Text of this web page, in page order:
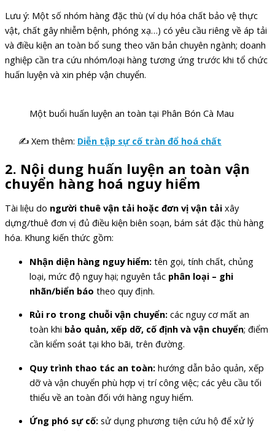
Lưu ý: Một số nhóm hàng đặc thù (ví dụ hóa chất bảo vệ thực
vật, chất gây nhiễm bệnh, phóng xạ…) có yêu cầu riêng về áp tải
và điều kiện an toàn bổ sung theo văn bản chuyên ngành; doanh
nghiệp cần tra cứu nhóm/loại hàng tương ứng trước khi tổ chức
huấn luyện và xin phép vận chuyển.
Một buổi huấn luyện an toàn tại Phân Bón Cà Mau
✍ Xem thêm: Diễn tập sự cố tràn đổ hoá chất
2. Nội dung huấn luyện an toàn vận
chuyển hàng hoá nguy hiểm
Tài liệu do người thuê vận tải hoặc đơn vị vận tải xây
dựng/thuê đơn vị đủ điều kiện biên soạn, bám sát đặc thù hàng
hóa. Khung kiến thức gồm:
Nhận diện hàng nguy hiểm: tên gọi, tính chất, chủng
loại, mức độ nguy hại; nguyên tắc phân loại – ghi
nhãn/biển báo theo quy định.
Rủi ro trong chuỗi vận chuyển: các nguy cơ mất an
toàn khi bảo quản, xếp dỡ, cố định và vận chuyển; điểm
cần kiểm soát tại kho bãi, trên đường.
Quy trình thao tác an toàn: hướng dẫn bảo quản, xếp
dỡ và vận chuyển phù hợp vị trí công việc; các yêu cầu tối
thiểu về an toàn đối với hàng nguy hiểm.
Ứng phó sự cố: sử dụng phương tiện cứu hộ để xử lý